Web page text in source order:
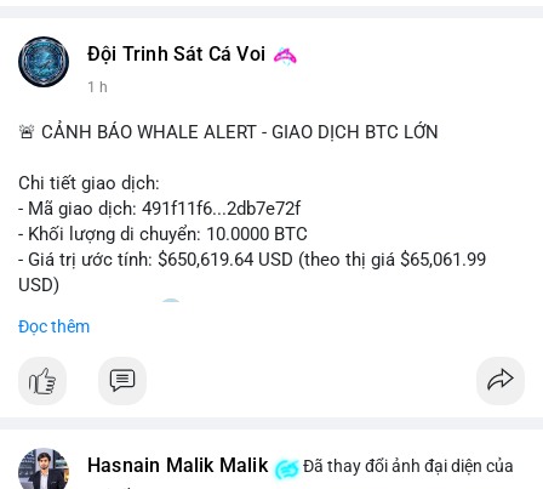
#vlikevn #titanbot
📰 Nguồn: Cointelegraph
Đội Trinh Sát Cá Voi
1 h
🚨 CẢNH BÁO WHALE ALERT - GIAO DỊCH BTC LỚN
Chi tiết giao dịch:
- Mã giao dịch: 491f11f6...2db7e72f
- Khối lượng di chuyển: 10.0000 BTC
- Giá trị ước tính: $650,619.64 USD (theo thị giá $65,061.99
USD)
- Thời gian: 11:20
Nhận định phân tích hành vi của Cá voi dựa trên giao dịch này:
Giao dịch 10 BTC trị giá hơn 650 nghìn USD được thực hiện
lớn. Mức khối lượng này không quá lớn để gây áp lực bán trực
Đọc thêm
Hasnain Malik Malik
Đã thay đổi ảnh đại diện của